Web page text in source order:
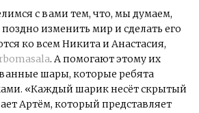
с вами тем, что, мы думаем,
изменить мир и сделать его
ко всем Никита и Анастасия,
. А помогают этому их
шары, которые ребята
«Каждый шарик несёт скрытый
Артём, который представляет